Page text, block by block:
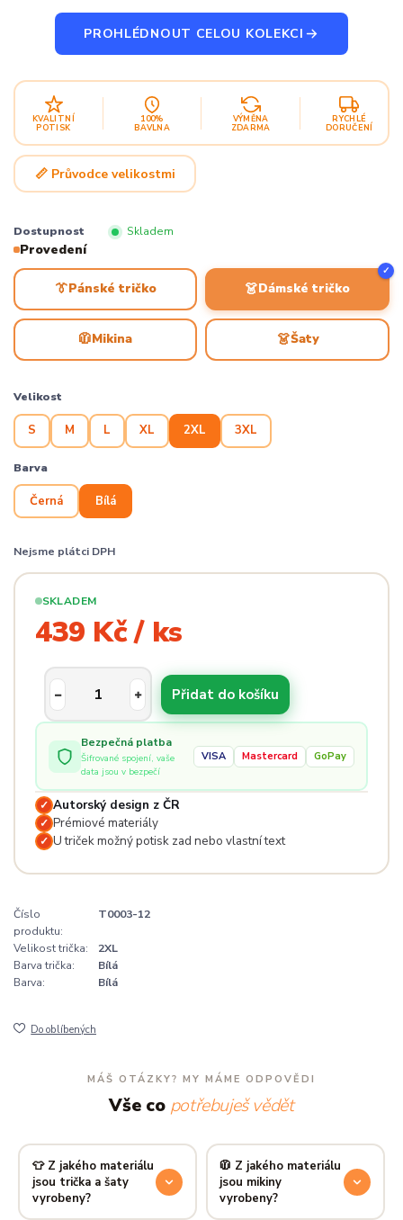
PROHLÉDNOUT CELOU KOLEKCI
KVALITNÍ
POTISK
100%
BAVLNA
VÝMĚNA
ZDARMA
RYCHLÉ
DORUČENÍ
📏 Průvodce velikostmi
Dostupnost Skladem
Provedení
👔Pánské tričko 👗Dámské tričko
✓
🧥Mikina 👗Šaty
Velikost
S M L XL 2XL 3XL
Barva
Černá Bílá
Nejsme plátci DPH
SKLADEM
439 Kč / ks
Přidat do košíku
Bezpečná platba
Šifrované spojení, vaše
data jsou v bezpečí
VISA Mastercard GoPay
✓ Autorský design z ČR
✓ Prémiové materiály
✓ U triček možný potisk zad nebo vlastní text
Číslo
produktu:
T0003-12
Velikost trička:
2XL
Barva trička:
Bílá
Barva:
Bílá
Do oblíbených
MÁŠ OTÁZKY? MY MÁME ODPOVĚDI
Vše co potřebuješ vědět
👕 Z jakého materiálu
jsou trička a šaty
vyrobeny?
🧥 Z jakého materiálu
jsou mikiny
vyrobeny?